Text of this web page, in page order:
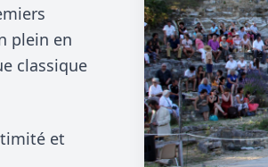
plein en
classique
et